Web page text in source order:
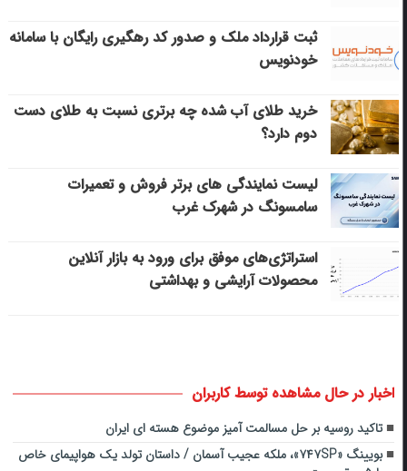
ثبت قرارداد ملک و صدور کد رهگیری رایگان با سامانه
خودنویس
خرید طلای آب شده چه برتری نسبت به طلای دست
دوم دارد؟
لیست نمایندگی های برتر فروش و تعمیرات
سامسونگ در شهرک غرب
استراتژی‌های موفق برای ورود به بازار آنلاین
محصولات آرایشی و بهداشتی
اخبار در حال مشاهده توسط کاربران
تاکید روسیه بر حل مسالمت آمیز موضوع هسته ای ایران
بویینگ «۷۴۷SP»، ملکه عجیب آسمان / داستان تولد یک هواپیمای خاص